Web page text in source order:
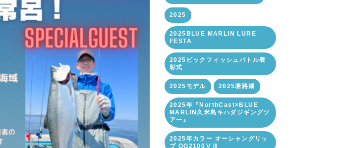
2025
2025BLUE MARLIN LURE
FESTA
2025ビックフィッシュバトル表
彰式
2025モデル 2025塘路湖
2025年『NorthCast×BLUE
MARLIN久米島キハダジギングツ
アー』
2025年カラー オーシャングリッ
プ OG2100ⅤⅢ